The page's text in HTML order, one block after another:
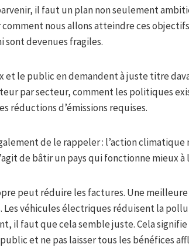
il faut un plan non seulement
nous allons atteindre ces
sont devenues fragiles.
et le public en demandent à juste titre
par secteur, comment les politiques
réductions d’émissions requises.
de le rappeler : l’action
de bâtir un pays qui fonctionne mieux à
peut réduire les factures. Une
Les véhicules électriques réduisent la
il faut que cela semble juste. Cela
et ne pas laisser tous les bénéfices